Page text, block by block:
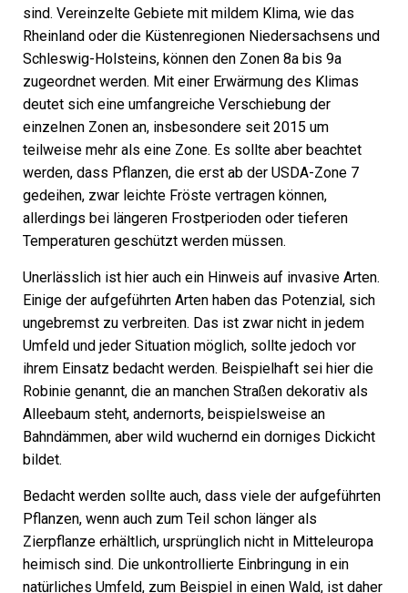
sind. Vereinzelte Gebiete mit mildem Klima, wie das
Rheinland oder die Küstenregionen Niedersachsens und
Schleswig-Holsteins, können den Zonen 8a bis 9a
zugeordnet werden. Mit einer Erwärmung des Klimas
deutet sich eine umfangreiche Verschiebung der
einzelnen Zonen an, insbesondere seit 2015 um
teilweise mehr als eine Zone. Es sollte aber beachtet
werden, dass Pflanzen, die erst ab der USDA-Zone 7
gedeihen, zwar leichte Fröste vertragen können,
allerdings bei längeren Frostperioden oder tieferen
Temperaturen geschützt werden müssen.
Unerlässlich ist hier auch ein Hinweis auf invasive Arten.
Einige der aufgeführten Arten haben das Potenzial, sich
ungebremst zu verbreiten. Das ist zwar nicht in jedem
Umfeld und jeder Situation möglich, sollte jedoch vor
ihrem Einsatz bedacht werden. Beispielhaft sei hier die
Robinie genannt, die an manchen Straßen dekorativ als
Alleebaum steht, andernorts, beispielsweise an
Bahndämmen, aber wild wuchernd ein dorniges Dickicht
bildet.
Bedacht werden sollte auch, dass viele der aufgeführten
Pflanzen, wenn auch zum Teil schon länger als
Zierpflanze erhältlich, ursprünglich nicht in Mitteleuropa
heimisch sind. Die unkontrollierte Einbringung in ein
natürliches Umfeld, zum Beispiel in einen Wald, ist daher